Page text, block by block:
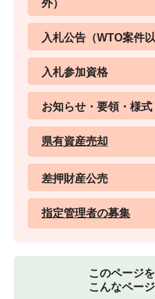
外）
入札公告（WTO案件
入札参加資格
お知らせ・要領・様式
県有資産売却
差押財産公売
指定管理者の募集
このページ
こんなペー